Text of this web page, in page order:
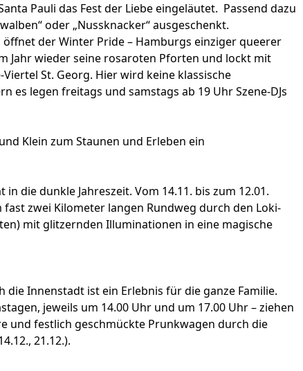
Pauli das Fest der Liebe eingeläutet. Passend dazu
oder „Nussknacker“ ausgeschenkt.
öffnet derWinter Pride– Hamburgs einziger queerer
Jahr wieder seine rosaroten Pforten und lockt mit
St. Georg. Hier wird keine klassische
es legen freitags und samstags ab 19 Uhr Szene-DJs
Klein zum Staunen und Erleben ein
die dunkle Jahreszeit. Vom 14.11. bis zum 12.01.
zwei Kilometer langen Rundweg durch den Loki-
mit glitzernden Illuminationen in eine magische
Innenstadt ist ein Erlebnis für die ganze Familie.
jeweils um 14.00 Uhr und um 17.00 Uhr – ziehen
und festlich geschmückte Prunkwagen durch die
21.12.).